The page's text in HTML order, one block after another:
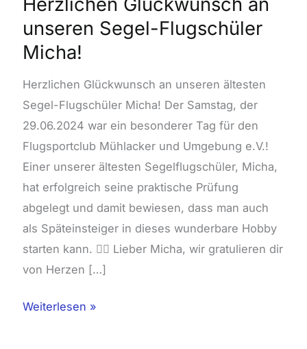
unseren Segel-Flugschüler
Micha!
Herzlichen Glückwunsch an unseren ältesten
Segel-Flugschüler Micha! Der Samstag, der
29.06.2024 war ein besonderer Tag für den
Flugsportclub Mühlacker und Umgebung e.V.!
Einer unserer ältesten Segelflugschüler, Micha,
hat erfolgreich seine praktische Prüfung
abgelegt und damit bewiesen, dass man auch
als Späteinsteiger in dieses wunderbare Hobby
starten kann. 👨‍✈️ Lieber Micha, wir gratulieren dir
von Herzen […]
Weiterlesen »